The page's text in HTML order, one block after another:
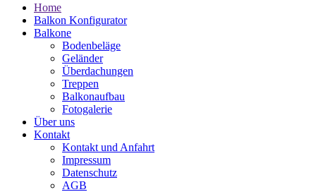
Home
Balkon Konfigurator
Balkone
Bodenbeläge
Geländer
Überdachungen
Treppen
Balkonaufbau
Fotogalerie
Über uns
Kontakt
Kontakt und Anfahrt
Impressum
Datenschutz
AGB